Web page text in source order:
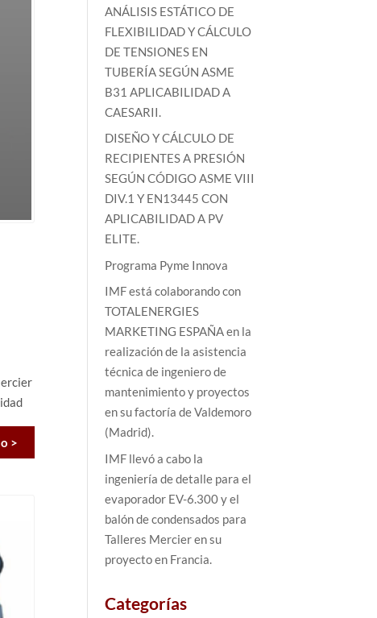
>
ANÁLISIS ESTÁTICO DE
FLEXIBILIDAD Y CÁLCULO
DE TENSIONES EN
TUBERÍA SEGÚN ASME
B31 APLICABILIDAD A
CAESARII.
DISEÑO Y CÁLCULO DE
RECIPIENTES A PRESIÓN
SEGÚN CÓDIGO ASME VIII
DIV.1 Y EN13445 CON
APLICABILIDAD A PV
ELITE.
Programa Pyme Innova
IMF está colaborando con
TOTALENERGIES
MARKETING ESPAÑA en la
realización de la asistencia
técnica de ingeniero de
mantenimiento y proyectos
en su factoría de Valdemoro
(Madrid).
IMF llevó a cabo la
ingeniería de detalle para el
evaporador EV-6.300 y el
balón de condensados para
Talleres Mercier en su
proyecto en Francia.
Categorías